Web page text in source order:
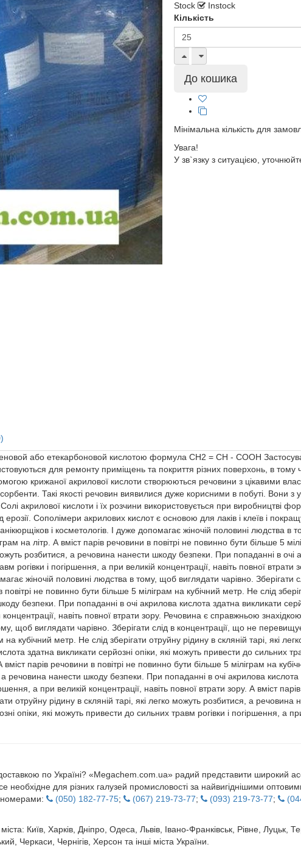
Stock
Instock
Кількість
Мінімальна кількість для
Увага!
У зв`язку з ситуацією,
або етекарбоновой кислотою формула СН2 = СН - СООН
для ремонту приміщень та покриття різних поверхонь, в тому
крижаної акрилової кислоти створюються речовини з цікавими
Такі якості речовин виявилися дуже корисними в побуті. Вони з
Солі акрилової кислоти і їх розчини використовується при виробництві
ерозії. Сополімери акрилових кислот є основою для лаків і клеїв і
і косметологів. І дуже допомагає жіночій половині людства в
на літр. А вміст парів речовини в повітрі не повинно бути більше 5
розбитися, а речовина нанести шкоду безпеки. При попаданні в очі
рогівки і погіршення, а при великій концентрації, навіть повної
жіночій половині людства в тому, щоб виглядати чарівно.
не повинно бути більше 5 міліграм на кубічний метр. Не слід
безпеки. При попаданні в очі акрилова кислота здатна викликати
навіть повної втрати зору. Речовина є справжньою
щоб виглядати чарівно. Зберігати слід в концентрації, що не
на кубічний метр. Не слід зберігати отруйну рідину в скляній тарі, які
здатна викликати серйозні опіки, які можуть привести до сильних
вміст парів речовини в повітрі не повинно бути більше 5 міліграм на
а речовина нанести шкоду безпеки. При попаданні в очі акрилова кислота
а при великій концентрації, навіть повної втрати зору. А вміст
отруйну рідину в скляній тарі, які легко можуть розбитися, а
опіки, які можуть привести до сильних травм рогівки і погіршення, а
по Україні? «Megachem.com.ua» радий представити широкий
для різних галузей промисловості за найвигіднішими
номерами:
(050) 182-77-75; (067) 219-73-77; (093) 219-73-77;
Київ, Харків, Дніпро, Одеса, Львів, Івано-Франківськ, Рівне, Луцьк,
Черкаси, Чернігів, Херсон та інші міста України.